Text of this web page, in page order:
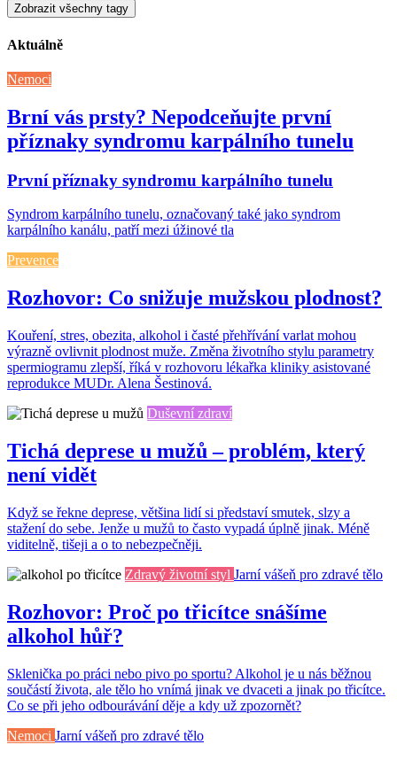
Zobrazit všechny tagy
Aktuálně
Nemoci
Brní vás prsty? Nepodceňujte první
příznaky syndromu karpálního tunelu
První příznaky syndromu karpálního tunelu
Syndrom karpálního tunelu, označovaný také jako syndrom
karpálního kanálu, patří mezi úžinové tla
Prevence
Rozhovor: Co snižuje mužskou plodnost?
Kouření, stres, obezita, alkohol i časté přehřívání varlat mohou
výrazně ovlivnit plodnost muže. Změna životního stylu parametry
spermiogramu zlepší, říká v rozhovoru lékařka kliniky asistované
reprodukce MUDr. Alena Šestinová.
Duševní zdraví
Tichá deprese u mužů – problém, který
není vidět
Když se řekne deprese, většina lidí si představí smutek, slzy a
stažení do sebe. Jenže u mužů to často vypadá úplně jinak. Méně
viditelně, tišeji a o to nebezpečněji.
Zdravý životní styl Jarní vášeň pro zdravé tělo
Rozhovor: Proč po třicítce snášíme
alkohol hůř?
Sklenička po práci nebo pivo po sportu? Alkohol je u nás běžnou
součástí života, ale tělo ho vnímá jinak ve dvaceti a jinak po třicítce.
Co se při jeho odbourávání děje a kdy už zpozornět?
Nemoci Jarní vášeň pro zdravé tělo